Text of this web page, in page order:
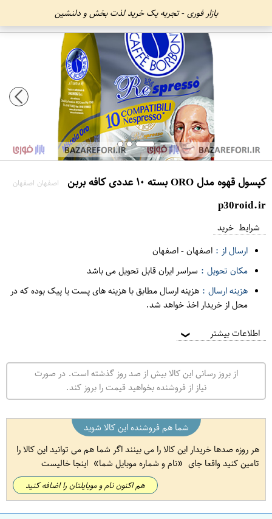
بازار فوری - تجربه یک خرید لذت بخش و دلنشین
کپسول قهوه مدل O​RO بسته ۱۰ عددی کافه بربن اصفهان اصفهان
p30roid.ir
شرایط خرید
ارسال از : اصفهان-اصفهان
مکان تحویل : سراسر ایران قابل تحویل می باشد
هزینه ارسال : هزینه ارسال مطابق با هزینه های پست یا پیک بوده که در
محل از خریدار اخذ خواهد شد.
اطلاعات بیشتر ❯
از بروز رسانی این کالا بیش از صد روز گذشته است. در صورت
نیاز از فروشنده بخواهید قیمت را بروز کند.
شما هم فروشنده این کالا شوید
هر روزه صدها خریدار این کالا را می بینند اگر شما هم می توانید این کالا را
تامین کنید واقعا جای
نام و شماره موبایل شما اینجا خالیست
هم اکنون نام و موبایلتان را اضافه کنید